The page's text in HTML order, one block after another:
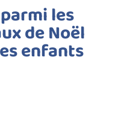
les
de Noël
enfants